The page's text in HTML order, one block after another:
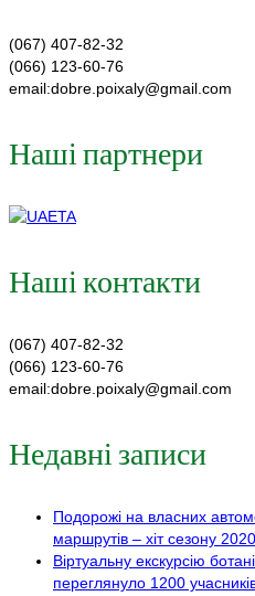
(067) 407-82-32
(066) 123-60-76
email:dobre.poixaly@gmail.com
Наші партнери
Наші контакти
(067) 407-82-32
(066) 123-60-76
email:dobre.poixaly@gmail.com
Недавні записи
Подорожі на власних
маршрутів – хіт сезону 2020.
Віртуальну екскурсію
переглянуло 1200